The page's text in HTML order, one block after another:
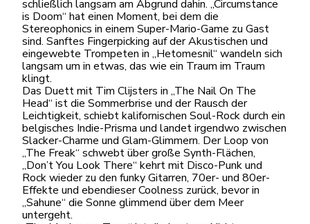
schließlich langsam am Abgrund dahin. „Circumstance
is Doom“ hat einen Moment, bei dem die
Stereophonics in einem Super-Mario-Game zu Gast
sind. Sanftes Fingerpicking auf der Akustischen und
eingewebte Trompeten in „Hetomesnil“ wandeln sich
langsam um in etwas, das wie ein Traum im Traum
klingt.
Das Duett mit Tim Clijsters in „The Nail On The
Head“ ist die Sommerbrise und der Rausch der
Leichtigkeit, schiebt kalifornischen Soul-Rock durch ein
belgisches Indie-Prisma und landet irgendwo zwischen
Slacker-Charme und Glam-Glimmern. Der Loop von
„The Freak“ schwebt über große Synth-Flächen,
„Don’t You Look There“ kehrt mit Disco-Punk und
Rock wieder zu den funky Gitarren, 70er- und 80er-
Effekte und ebendieser Coolness zurück, bevor in
„Sahune“ die Sonne glimmend über dem Meer
untergeht.